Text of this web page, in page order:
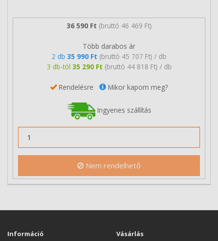
36 590 Ft (bruttó 46 469 Ft)
Több darabos ár
2 db 35 990 Ft (bruttó 45 707 Ft) / db
3 db-tól 35 290 Ft (bruttó 44 818 Ft) / db
Rendelésre Mikor kapom meg?
Ingyenes szállítás
Nem rendelhető
Információ Vásárlás